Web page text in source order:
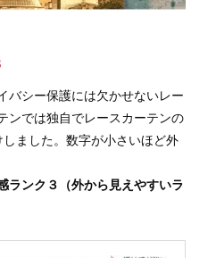
バシー保護には欠かせないレー
ンでは独自でレースカーテンの
ました。数字が小さいほど外
ランク３（外から見えやすいラ